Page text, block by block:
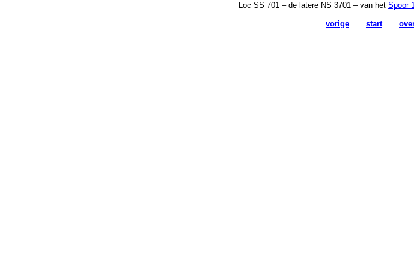
Loc SS 701 – de latere NS 3701 – van het Spoor
vorige start